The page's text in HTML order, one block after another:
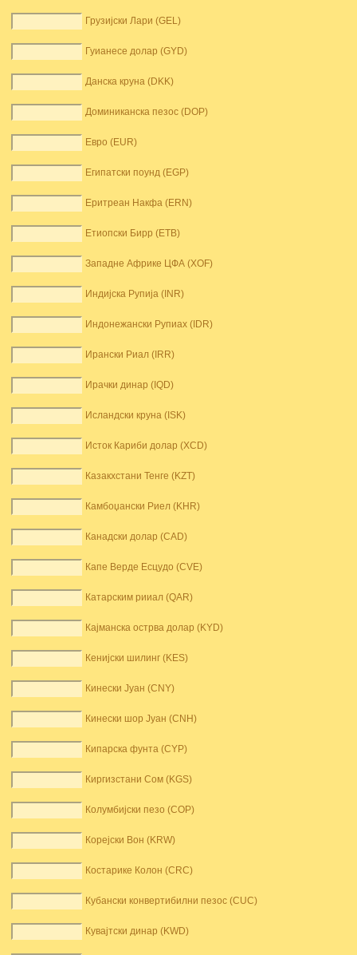
Грузијски Лари (GEL)
Гуианесе долар (GYD)
Данска круна (DKK)
Доминиканска пезос (DOP)
Евро (EUR)
Египатски поунд (EGP)
Еритреан Накфа (ERN)
Етиопски Бирр (ETB)
Западне Африке ЦФА (XOF)
Индијска Рупија (INR)
Индонежански Рупиах (IDR)
Ирански Риал (IRR)
Ирачки динар (IQD)
Исландски круна (ISK)
Исток Кариби долар (XCD)
Казакхстани Тенге (KZT)
Камбоџански Риел (KHR)
Канадски долар (CAD)
Капе Верде Есцудо (CVE)
Катарским рииал (QAR)
Кајманска острва долар (KYD)
Кенијски шилинг (KES)
Кинески Јуан (CNY)
Кинески шор Јуан (CNH)
Кипарска фунта (CYP)
Киргизстани Сом (KGS)
Колумбијски пезо (COP)
Корејски Вон (KRW)
Костарике Колон (CRC)
Кубански конвертибилни пезос (CUC)
Кувајтски динар (KWD)